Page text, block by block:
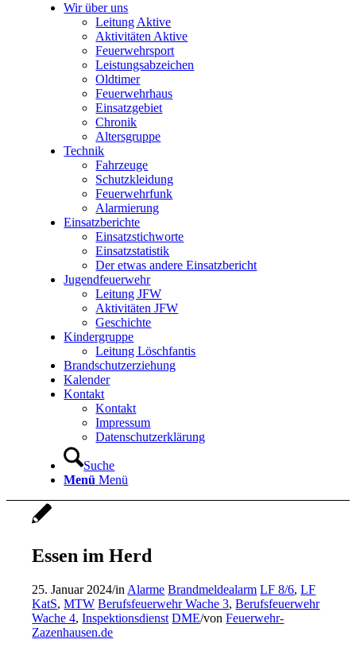
Wir über uns
Leitung Aktive
Aktivitäten Aktive
Feuerwehrsport
Leistungsabzeichen
Oldtimer
Feuerwehrhaus
Einsatzgebiet
Chronik
Altersgruppe
Technik
Fahrzeuge
Schutzkleidung
Feuerwehrfunk
Alarmierung
Einsatzberichte
Einsatzstichworte
Einsatzstatistik
Der etwas andere Einsatzbericht
Jugendfeuerwehr
Leitung JFW
Aktivitäten JFW
Geschichte
Kindergruppe
Leitung Löschfantis
Brandschutzerziehung
Kalender
Kontakt
Kontakt
Impressum
Datenschutzerklärung
Suche
Menü Menü
Essen im Herd
25. Januar 2024/in Alarme Brandmeldealarm LF 8/6,LF
KatS,MTW Berufsfeuerwehr Wache 3,Berufsfeuerwehr
Wache 4,Inspektionsdienst DME/vonFeuerwehr-
Zazenhausen.de